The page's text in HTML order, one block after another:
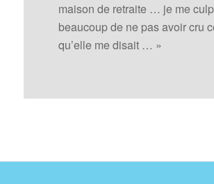
maison de retraite … je me
beaucoup de ne pas avoir cru
qu’elle me disait … »